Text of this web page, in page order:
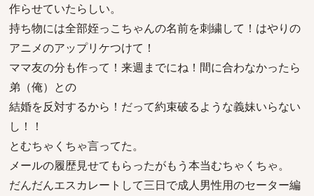
作らせていたらしい。
持ち物には全部姪っこちゃんの名前を刺繍して！はやりの
アニメのアップリケつけて！
ママ友の分も作って！来週までにね！間に合わなかったら
弟（俺）との
結婚を反対するから！だって約束破るような義妹いらない
し！！
とむちゃくちゃ言ってた。
メールの履歴見せてもらったがもう本当むちゃくちゃ。
だんだんエスカレートして三日で成人男性用のセーター編